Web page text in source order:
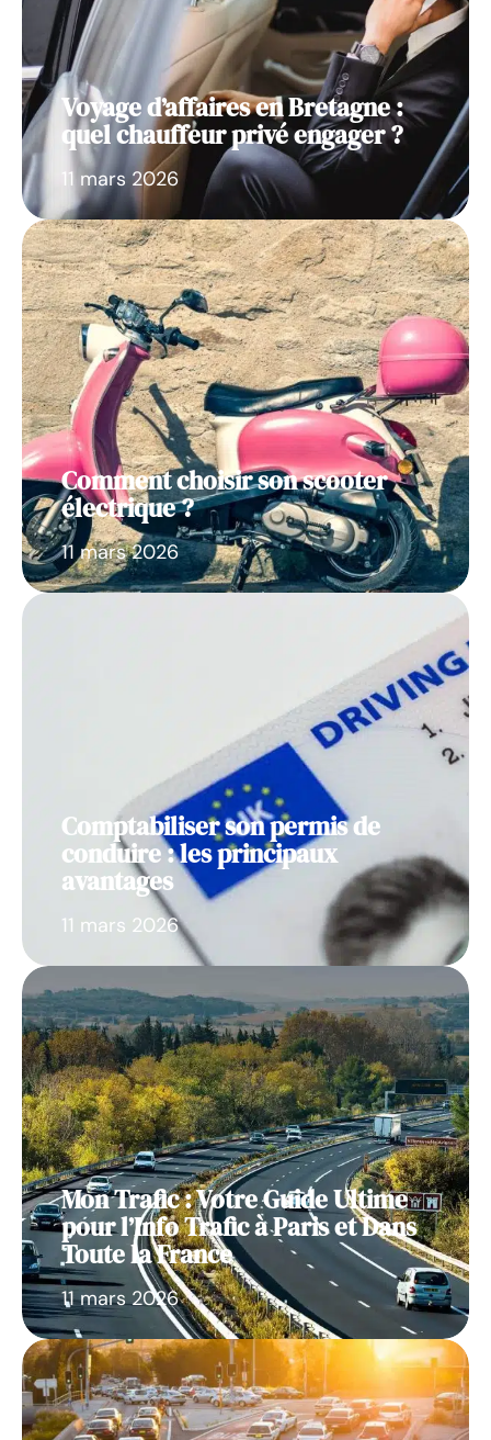
Voyage d’affaires en Bretagne :
quel chauffeur privé engager ?
11 mars 2026
Comment choisir son scooter
électrique ?
11 mars 2026
Comptabiliser son permis de
conduire : les principaux
avantages
11 mars 2026
Mon Trafic : Votre Guide Ultime
pour l’Info Trafic à Paris et Dans
Toute la France
11 mars 2026